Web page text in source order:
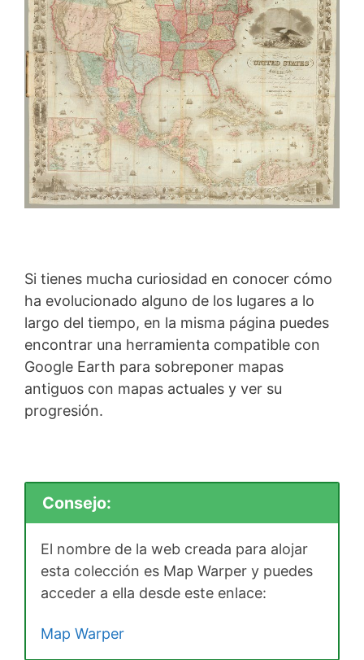
Si tienes mucha curiosidad en conocer cómo
ha evolucionado alguno de los lugares a lo
largo del tiempo, en la misma página puedes
encontrar una herramienta compatible con
Google Earth para sobreponer mapas
antiguos con mapas actuales y ver su
progresión.
Consejo:
El nombre de la web creada para alojar
esta colección es Map Warper y puedes
acceder a ella desde este enlace:
Map Warper